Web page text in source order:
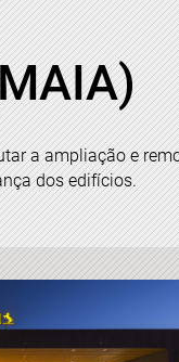
a ampliação e
dos edifícios.